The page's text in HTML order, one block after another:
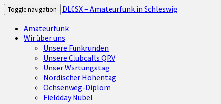
Toggle navigation
DL0SX – Amateurfunk in Schleswig
Amateurfunk
Wir über uns
Unsere Funkrunden
Unsere Clubcalls QRV
Unser Wartungstag
Nordischer Höhentag
Ochsenweg-Diplom
Fieldday Nübel